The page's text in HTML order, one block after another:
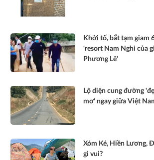
Khởi tố, bắt tạm giam
'resort Nam Nghi của
Phương Lê'
Lộ diện cung đường
mơ' ngay giữa Việt
Xóm Ké, Hiền Lương,
gì vui?